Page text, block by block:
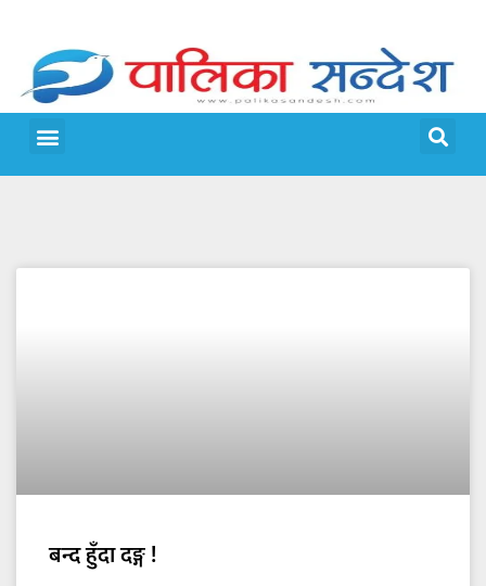
बन्द हुँदा दङ्ग !